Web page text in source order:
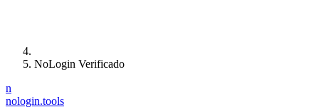
NoLogin Verificado
n
nologin.tools